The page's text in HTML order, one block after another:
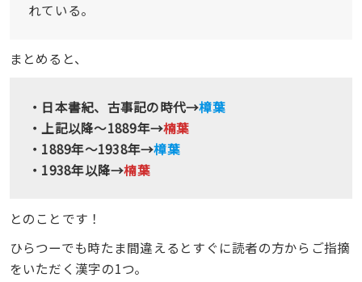
れている。
まとめると、
・日本書紀、古事記の時代→樟葉
・上記以降～1889年→楠葉
・1889年～1938年→樟葉
・1938年以降→楠葉
とのことです！
ひらつーでも時たま間違えるとすぐに読者の方からご指摘
をいただく漢字の1つ。